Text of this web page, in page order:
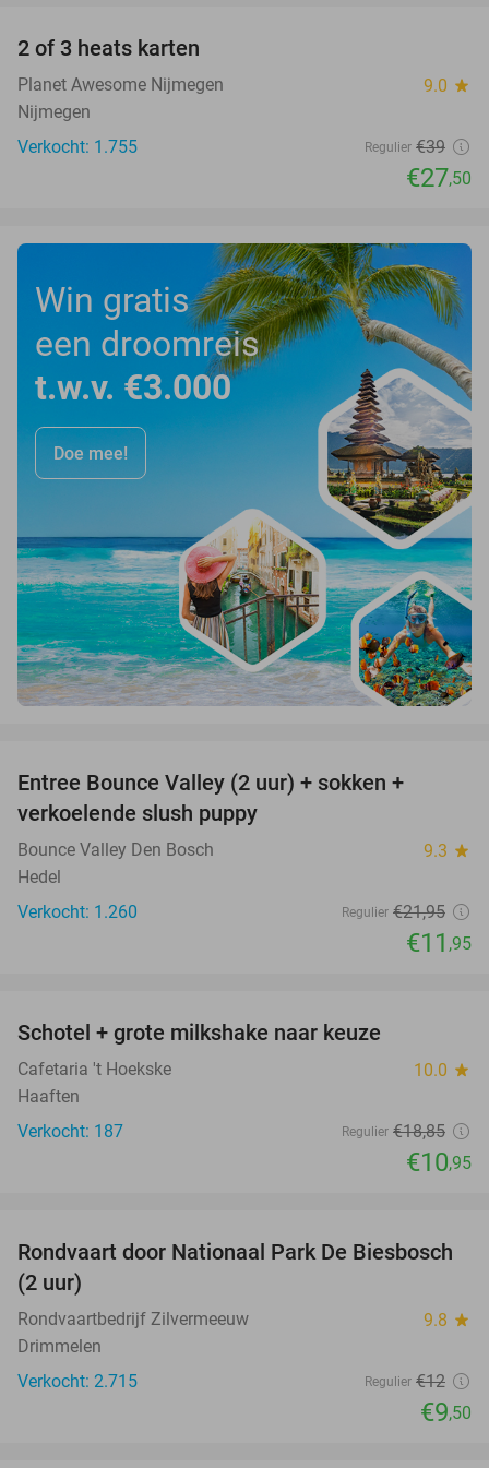
2 of 3 heats karten
Planet Awesome Nijmegen 9.0 star
Nijmegen
Verkocht: 1.755
Regulier €39
€27,50
Win gratis
een droomreis
t.w.v. €3.000
Doe mee!
Entree Bounce Valley (2 uur) + sokken +
verkoelende slush puppy
Bounce Valley Den Bosch 9.3 star
Hedel
Verkocht: 1.260
Regulier €21,95
€11 ,95
Schotel + grote milkshake naar keuze
Cafetaria 't Hoekske 10.0 star
Haaften
Verkocht: 187
Regulier €18,85
€10,95
21%
Rondvaart door Nationaal Park De Biesbosch
(2 uur)
Rondvaartbedrijf Zilvermeeuw 9.8 star
Drimmelen
Verkocht: 2.715
Regulier €12
€9,50